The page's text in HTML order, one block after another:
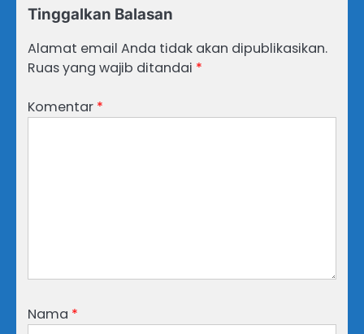
Tinggalkan Balasan
Alamat email Anda tidak akan dipublikasikan.
Ruas yang wajib ditandai *
Komentar *
Nama *